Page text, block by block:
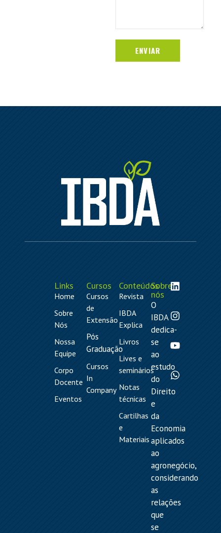
ENVIAR
Links
Home
Sobre
Nós
Nossa
Equipe
Corpo
Docente
Eventos
Cursos
Cursos
de
Extensão
Pós
Graduação
Cursos
In
Company
Conteúdos
Revista
IBDA
Explica
Livros
Lives e
seminários
Notas
técnicas
Cartilhas
e
Materiais
Sobre
nós
O
IBDA
dedica-
se
ao
estudo
do
Direito
e
da
Economia
aplicados
ao
agronegócio,
considerando
as
relações
que
se